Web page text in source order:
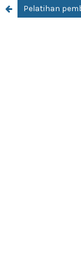
Pelatihan